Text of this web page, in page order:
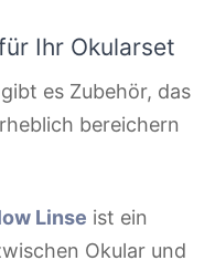
Ihr Okularset
es Zubehör, das
bereichern
Linse ist ein
Okular und